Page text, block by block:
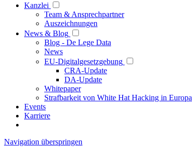
Kanzlei
Team & Ansprechpartner
Auszeichnungen
News & Blog
Blog - De Lege Data
News
EU-Digitalgesetzgebung
CRA-Update
DA-Update
Whitepaper
Strafbarkeit von White Hat Hacking in Europa
Events
Karriere
Navigation überspringen